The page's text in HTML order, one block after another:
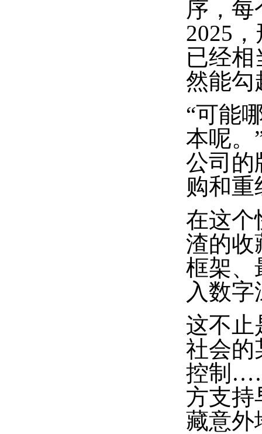
序，每
2025
已经
然能勾
“可能
本呢。
公司的
购和重
在这个
渣的收
框架、
入数
这不止
社会的
控制
方支持
藏意外